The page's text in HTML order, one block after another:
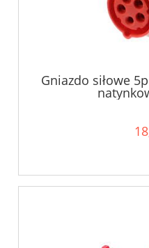
Gniazdo siłowe